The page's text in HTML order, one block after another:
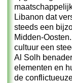
Libanon dat
steeds een
Midden-
cultuur een
Al Solh
elementen en
de